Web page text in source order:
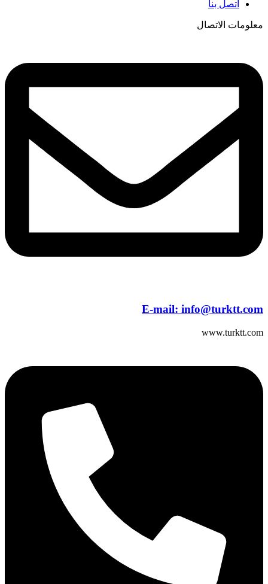
اتصل بنا
معلومات الاتصال
E-mail: info@turktt.com
www.turktt.com